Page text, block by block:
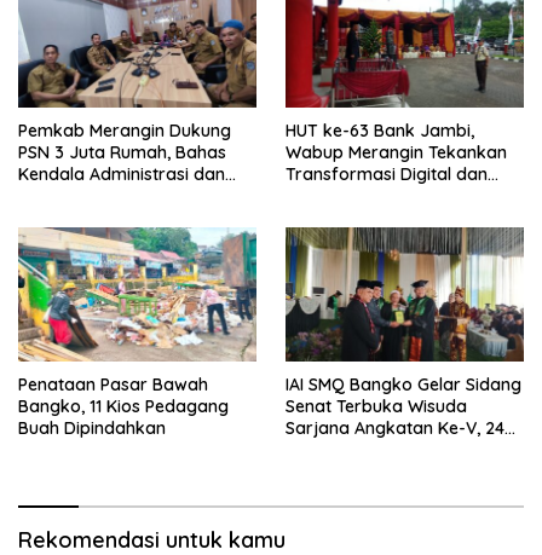
Pemkab Merangin Dukung
PSN 3 Juta Rumah, Bahas
Kendala Administrasi dan
HUT ke-63 Bank Jambi,
Wabup Merangin Tekankan
Transformasi Digital dan
Penataan Pasar Bawah
Bangko, 11 Kios Pedagang
Buah Dipindahkan
IAI SMQ Bangko Gelar Sidang
Senat Terbuka Wisuda
Sarjana Angkatan Ke-V, 243
Rekomendasi untuk kamu